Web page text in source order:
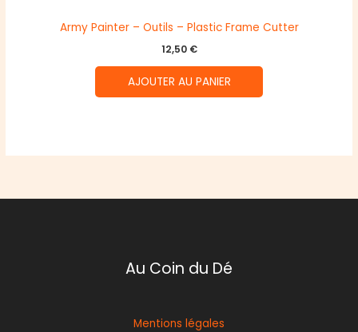
Army Painter – Outils – Plastic Frame Cutter
12,50 €
AJOUTER AU PANIER
Au Coin du Dé
Mentions légales